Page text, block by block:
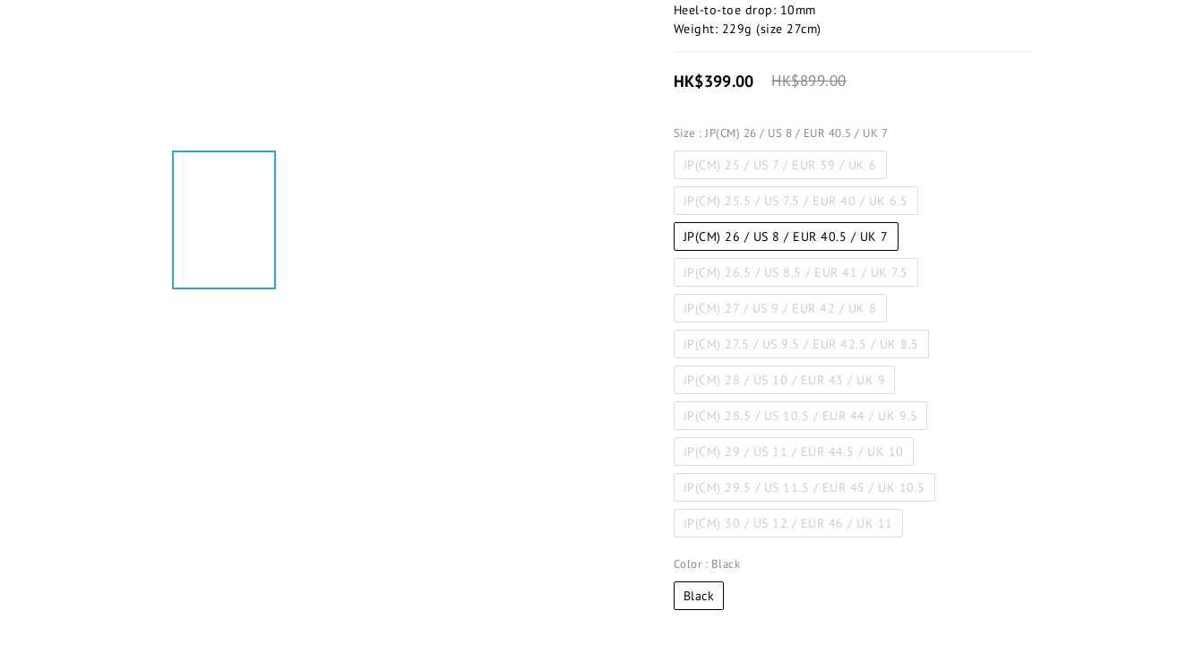
Heel-to-toe drop: 10mm​
Weight: 229g (size 27cm)​
HK$399.00 HK$899.00
Size : JP(CM) 26 / US 8 / EUR 40.5 / UK 7
JP(CM) 25 / US 7 / EUR 39 / UK 6
JP(CM) 25.5 / US 7.5 / EUR 40 / UK 6.5
JP(CM) 26 / US 8 / EUR 40.5 / UK 7
JP(CM) 26.5 / US 8.5 / EUR 41 / UK 7.5
JP(CM) 27 / US 9 / EUR 42 / UK 8
JP(CM) 27.5 / US 9.5 / EUR 42.5 / UK 8.5
JP(CM) 28 / US 10 / EUR 43 / UK 9
JP(CM) 28.5 / US 10.5 / EUR 44 / UK 9.5
JP(CM) 29 / US 11 / EUR 44.5 / UK 10
JP(CM) 29.5 / US 11.5 / EUR 45 / UK 10.5
JP(CM) 30 / US 12 / EUR 46 / UK 11
Color : Black
Black